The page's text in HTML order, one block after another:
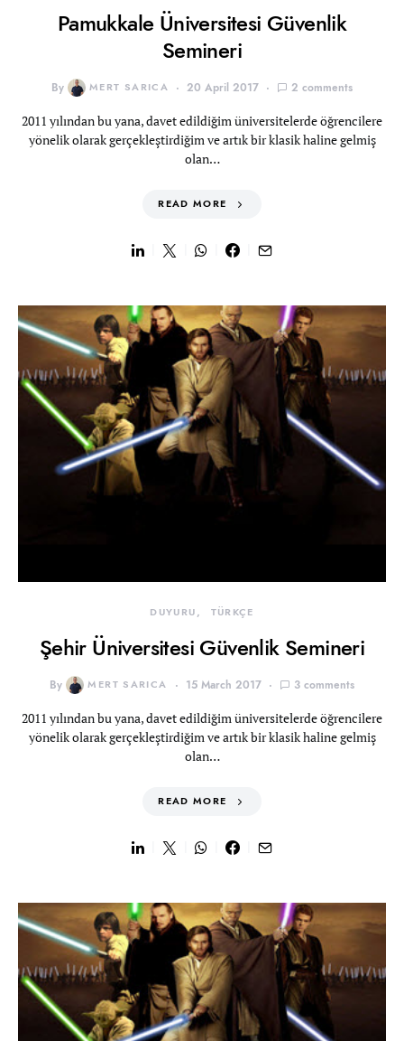
Pamukkale Üniversitesi Güvenlik
Semineri
By MERT SARICA 20 April 2017 2 comments
2011 yılından bu yana, davet edildiğim üniversitelerde öğrencilere
yönelik olarak gerçekleştirdiğim ve artık bir klasik haline gelmiş
olan…
READ MORE
DUYURU TÜRKÇE
Şehir Üniversitesi Güvenlik Semineri
By MERT SARICA 15 March 2017 3 comments
2011 yılından bu yana, davet edildiğim üniversitelerde öğrencilere
yönelik olarak gerçekleştirdiğim ve artık bir klasik haline gelmiş
olan…
READ MORE